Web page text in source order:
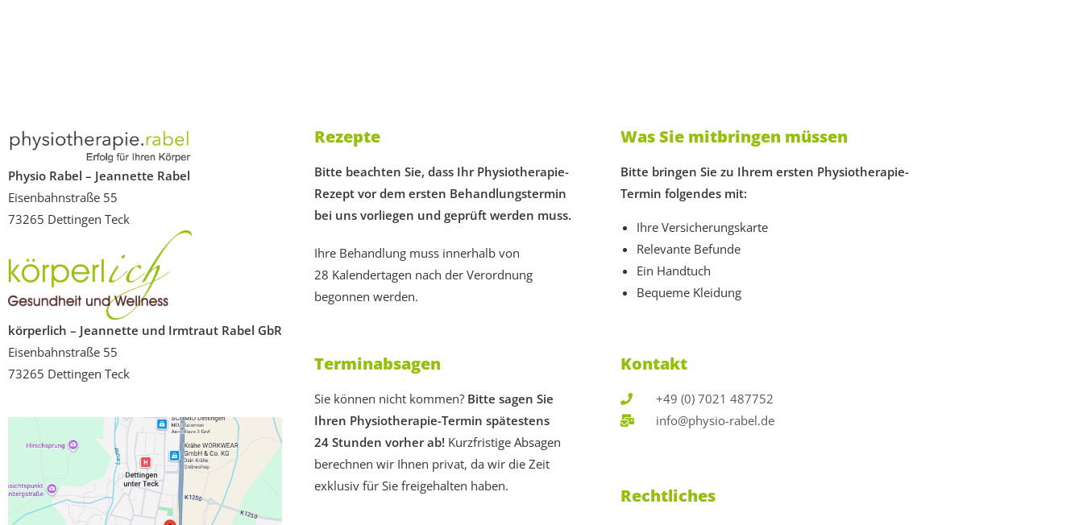
Physio Rabel – Jeannette Rabel
Eisenbahnstraße 55
73265 Dettingen Teck
körperlich – Jeannette und Irmtraut Rabel GbR
Eisenbahnstraße 55
73265 Dettingen Teck
Rezepte
Bitte beachten Sie, dass Ihr Physiotherapie-
Rezept vor dem ersten Behandlungstermin
bei uns vorliegen und geprüft werden muss.
Ihre Behandlung muss innerhalb von
28 Kalender­tagen nach der Verordnung
begonnen werden.
Terminabsagen
Sie können nicht kommen? Bitte sagen Sie
Ihren Physiotherapie-Termin spätestens
24 Stunden vorher ab! Kurzfristige Absagen
berechnen wir Ihnen privat, da wir die Zeit
exklusiv für Sie freigehalten haben.
Was Sie mitbringen müssen
Bitte bringen Sie zu Ihrem ersten Physiotherapie-
Termin folgendes mit:
Ihre Versicherungskarte
Relevante Befunde
Ein Handtuch
Bequeme Kleidung
Kontakt
+49 (0) 7021 487752
info@physio-rabel.de
Rechtliches